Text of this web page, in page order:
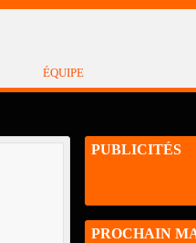
ÉQUIPE
PUBLICITÉS
PROCHAIN